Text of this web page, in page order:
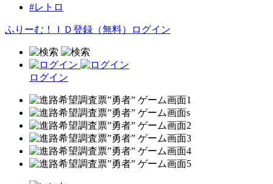
#レトロ
ふりーむ！ＩＤ登録（無料） ログイン
ログイン